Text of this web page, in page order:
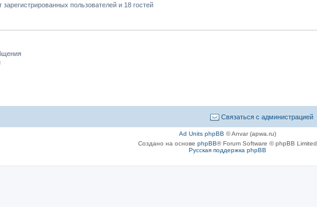
пользователей и 18 гостей
Связаться с администрацией
Ad Units phpBB © Anvar (apwa.ru)
Создано на основе phpBB® Forum Software © phpBB Limited
Русская поддержка phpBB